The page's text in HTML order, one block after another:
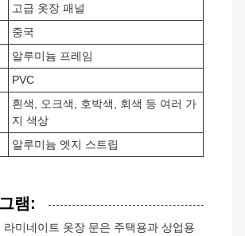
고급 옷장 패널
중국
알루미늄 프레임
PVC
흰색, 오크색, 호박색, 회색 등 여러 가
지 색상
알루미늄 엣지 스트립
램:
라미네이트 옷장 문은 주택용과 상업용